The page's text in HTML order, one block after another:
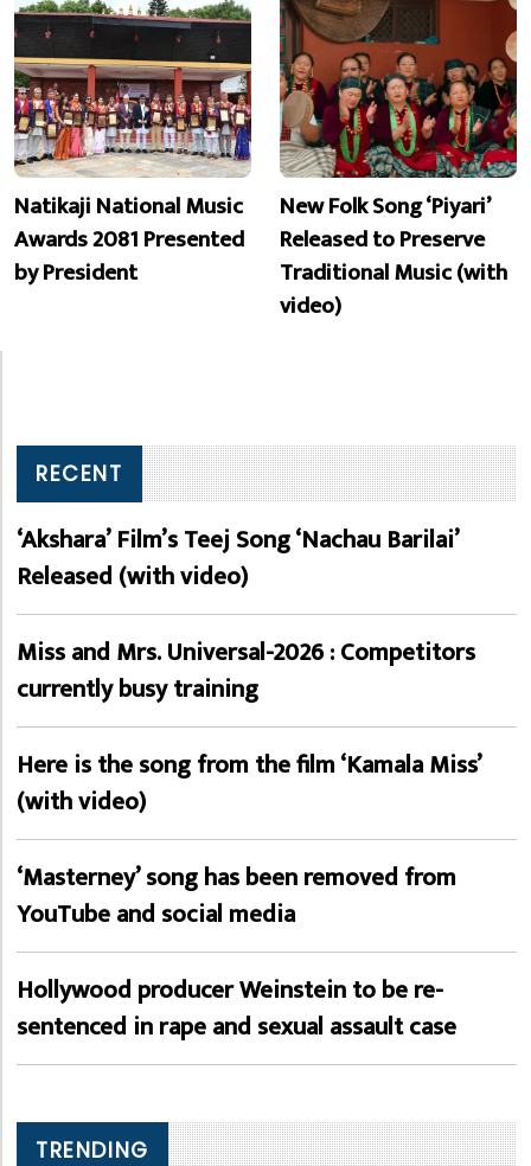
Natikaji National Music
Awards 2081 Presented
by President
New Folk Song ‘Piyari’
Released to Preserve
Traditional Music (with
video)
RECENT
‘Akshara’ Film’s Teej Song ‘Nachau Barilai’
Released (with video)
Miss and Mrs. Universal-2026 : Competitors
currently busy training
Here is the song from the film ‘Kamala Miss’
(with video)
‘Masterney’ song has been removed from
YouTube and social media
Hollywood producer Weinstein to be re-
sentenced in rape and sexual assault case
TRENDING